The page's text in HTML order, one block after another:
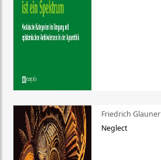
Friedrich Glauner
Neglect